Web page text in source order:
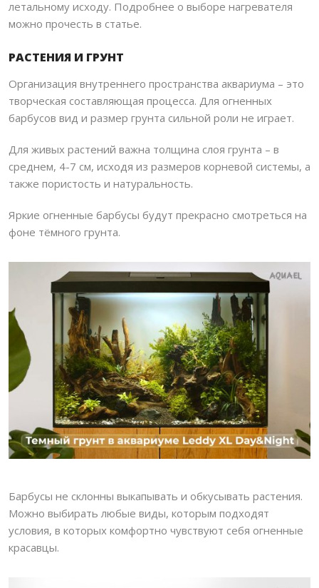
летальному исходу.​ Подробнее о выборе нагревателя
можно прочесть в статье.
РАСТЕНИЯ И ГРУНТ
Организация внутреннего пространства аквариума – это
творческая составляющая процесса. Для огненных
барбусов вид и размер грунта сильной роли не играет.
Для живых растений важна толщина слоя грунта – в
среднем, 4-7 см, исходя из размеров корневой системы, а
также пористость и натуральность.
Яркие огненные барбусы будут прекрасно смотреться на
фоне тёмного грунта.
Барбусы не склонны выкапывать и обкусывать растения.
Можно выбирать любые виды, которым подходят
условия, в которых комфортно чувствуют себя огненные
красавцы.